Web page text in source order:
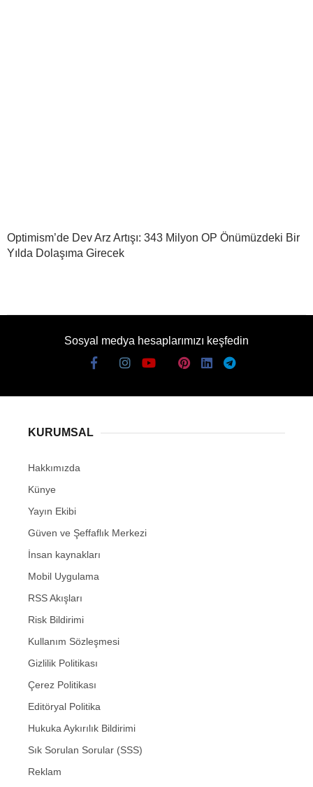
Optimism’de Dev Arz Artışı: 343 Milyon OP Önümüzdeki Bir
Yılda Dolaşıma Girecek
Sosyal medya hesaplarımızı keşfedin
KURUMSAL
Hakkımızda
Künye
Yayın Ekibi
Güven ve Şeffaflık Merkezi
İnsan kaynakları
Mobil Uygulama
RSS Akışları
Risk Bildirimi
Kullanım Sözleşmesi
Gizlilik Politikası
Çerez Politikası
Editöryal Politika
Hukuka Aykırılık Bildirimi
Sık Sorulan Sorular (SSS)
Reklam